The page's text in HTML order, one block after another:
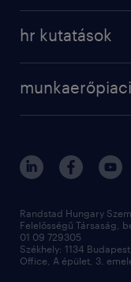
karrier tippek
kapcsolat
operational
kapcsolat
hr kutatások
employer brand
hr kutatások
kiválasztás
megtartás
munkahelyi
toborzás
Randstad Hungary
Felelősségű Társaság,
01 09 729305
Székhely: 1134
Office, A épület, 3.